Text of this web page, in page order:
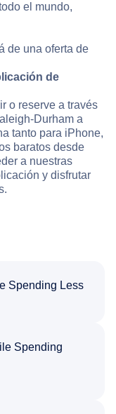
el mundo,
de una oferta de
de
o reserve a través
Durham a
tanto para iPhone,
baratos desde
a nuestras
y disfrutar
Spending Less
Spending